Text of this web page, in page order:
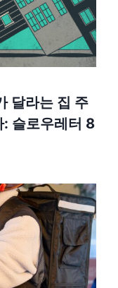
달라는 집 주
: 슬로우레터 8